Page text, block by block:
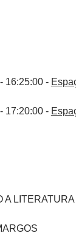
16:25:00 -
17:20:00 -
A LITERATURA